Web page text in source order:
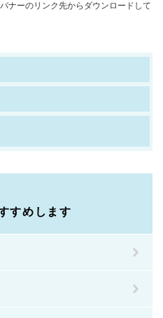
ナーのリンク先からダウンロードして
すめします